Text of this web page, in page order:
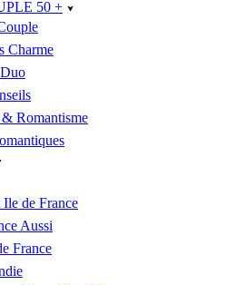
50 +
Charme
Romantisme
Ile de France
Aussi
France